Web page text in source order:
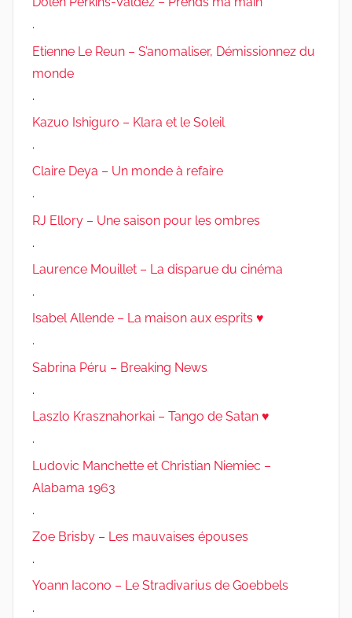
.
Etienne Le Reun – S’anomaliser, Démissionnez du
monde
.
Kazuo Ishiguro – Klara et le Soleil
.
Claire Deya – Un monde à refaire
.
RJ Ellory – Une saison pour les ombres
.
Laurence Mouillet – La disparue du cinéma
.
Isabel Allende – La maison aux esprits ♥
.
Sabrina Péru – Breaking News
.
Laszlo Krasznahorkai – Tango de Satan ♥
.
Ludovic Manchette et Christian Niemiec –
Alabama 1963
.
Zoe Brisby – Les mauvaises épouses
.
Yoann Iacono – Le Stradivarius de Goebbels
.